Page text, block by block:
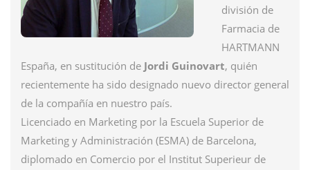
división de
Farmacia de
HARTMANN
España, en sustitución de Jordi Guinovart, quién
recientemente ha sido designado nuevo director general
de la compañía en nuestro país.
Licenciado en Marketing por la Escuela Superior de
Marketing y Administración (ESMA) de Barcelona,
diplomado en Comercio por el Institut Superieur de